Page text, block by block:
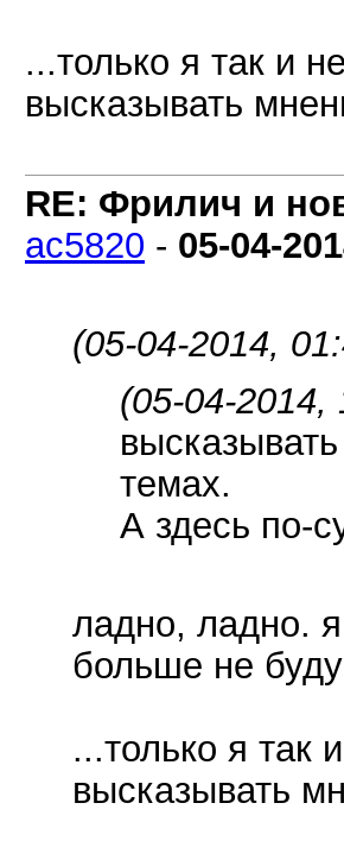
...только я так и
высказывать
RE: Фрилич и
ac5820 - 05-04-
(05-04-2014,
(05-04-2014,
темах.
А здесь по-
ладно, ладно.
больше не буду
...только я так
высказывать